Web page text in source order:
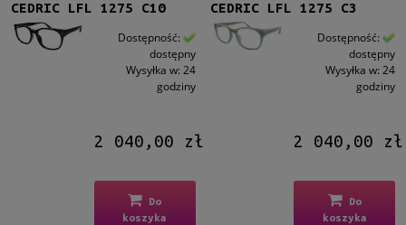
CEDRIC LFL 1275 C10
Dostępność:
dostępny
Wysyłka w: 24
godziny
2 040,00 zł
Do
koszyka
CEDRIC LFL 1275 C3
Dostępność:
dostępny
Wysyłka w: 24
godziny
2 040,00 zł
Do
koszyka